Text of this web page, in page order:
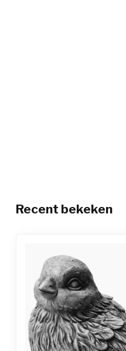
Recent bekeken